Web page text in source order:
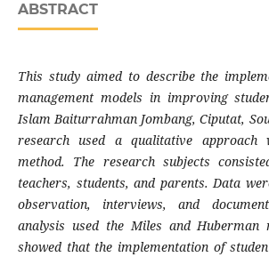
ABSTRACT
This study aimed to describe the
management models in improving
Islam Baiturrahman Jombang, Ciputat,
research used a qualitative approach
method. The research subjects
teachers, students, and parents. Data
observation, interviews, and
analysis used the Miles and Huberman
showed that the implementation of